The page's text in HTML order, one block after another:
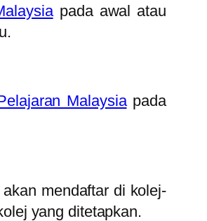
pada awal atau
Malaysiapada
mendaftar di kolej-
yang ditetapkan.